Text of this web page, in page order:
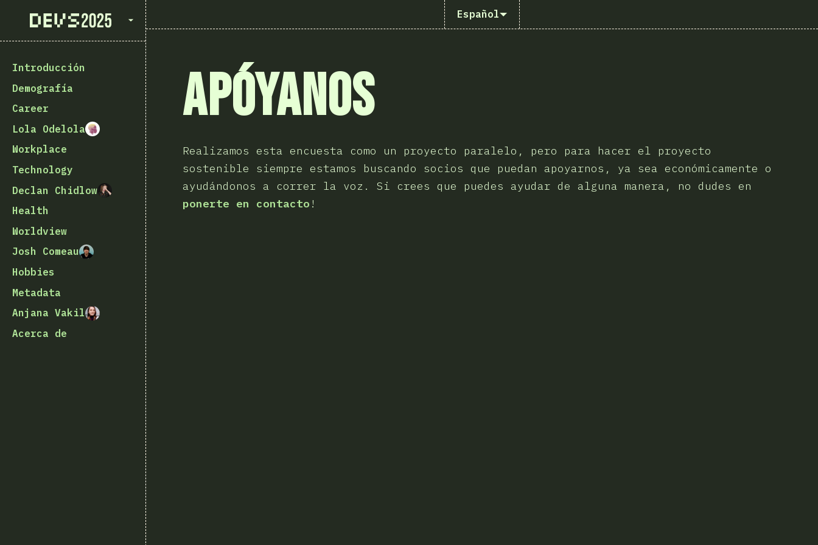
State of Devs 2025
Introducción
Demografía
Career
Lola Odelola
Workplace
Technology
Declan Chidlow
Health
Worldview
Josh Comeau
Hobbies
Metadata
Anjana Vakil
Acerca de
Español
Apóyanos
Realizamos esta encuesta como un proyecto paralelo, pero para hacer el proyecto
sostenible siempre estamos buscando socios que puedan apoyarnos, ya sea económicamente o
ayudándonos a correr la voz. Si crees que puedes ayudar de alguna manera, no dudes en
ponerte en contacto !